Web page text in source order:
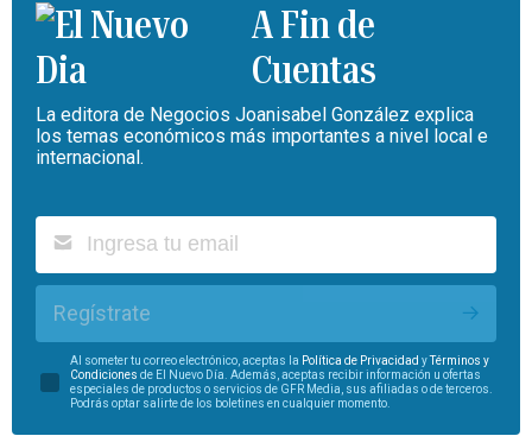
A Fin de
Cuentas
La editora de Negocios Joanisabel González explica
los temas económicos más importantes a nivel local e
internacional.
Regístrate
Al someter tu correo electrónico, aceptas la Política de Privacidad yTérminos y
Condiciones de El Nuevo Día. Además, aceptas recibir información u ofertas
especiales de productos o servicios de GFR Media, sus afiliadas o de terceros.
Podrás optar salirte de los boletines en cualquier momento.